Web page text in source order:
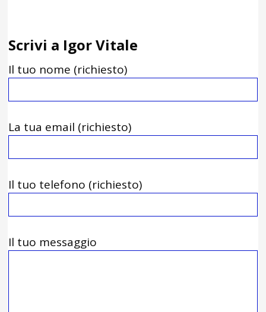
Scrivi a Igor Vitale
Il tuo nome (richiesto)
La tua email (richiesto)
Il tuo telefono (richiesto)
Il tuo messaggio